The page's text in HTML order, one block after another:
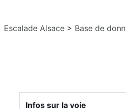
Escalade Alsace > Base de
Infos sur la voie